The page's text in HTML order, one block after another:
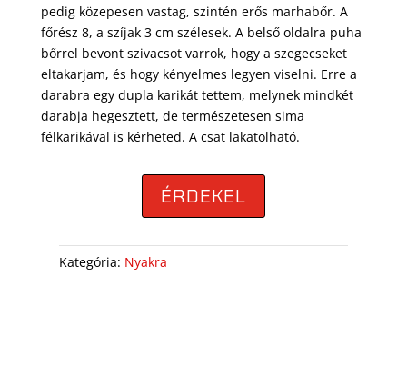
pedig közepesen vastag, szintén erős marhabőr. A
főrész 8, a szíjak 3 cm szélesek. A belső oldalra puha
bőrrel bevont szivacsot varrok, hogy a szegecseket
eltakarjam, és hogy kényelmes legyen viselni. Erre a
darabra egy dupla karikát tettem, melynek mindkét
darabja hegesztett, de természetesen sima
félkarikával is kérheted. A csat lakatolható.
ÉRDEKEL
Kategória: Nyakra